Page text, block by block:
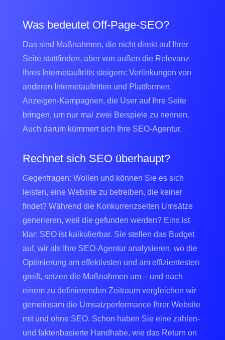
Was bedeutet Off-Page-SEO?
Das sind Maßnahmen, die nicht direkt auf Ihrer
Seite stattfinden, aber von außen die Relevanz
Ihres Internetauftritts steigern: Verlinkungen von
anderen Internetauftritten und Plattformen,
Anzeigen-Kampagnen, die User auf Ihre Seite
bringen, um nur mal zwei Beispiele zu nennen.
Auch darum kümmert sich Ihre SEO-Agentur.
Rechnet sich SEO überhaupt?
Gegenfragen: Wollen und können Sie es sich
leisten, eine Website zu betreiben, die keiner
findet? Während die Konkurrenzseiten Umsätze
generieren, weil die gefunden werden? Eins ist
klar: SEO ist kalkulierbar. Sie stellen das Budget
auf, wir als Ihre SEO-Agentur analysieren, wo die
Optimierung am effektivsten und am effizientesten
greift, setzen die Maßnahmen um – und nach
einem zu definierenden Zeitraum vergleichen wir
gemeinsam die Umsatzperformance Ihrer Website
mit und ohne SEO. Schon haben Sie eine zahlen-
und faktenbasierte Handhabe, wie das Return on